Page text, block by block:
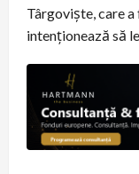
Târgoviște, care
intenționează să